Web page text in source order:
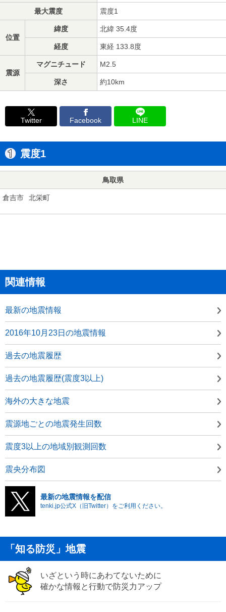
最大震度 震度1
位置
緯度 北緯 35.4度
経度 東経 133.8度
震源
マグニチュード M2.5
深さ 約10km
Twitter Facebook LINE
震度1
鳥取県
倉吉市 北栄町
関連情報
最新の地震情報
2016年10月23日の地震情報
過去の地震履歴
過去の地震履歴(震度3以上)
海外の大きな地震
震源地ごとの地震発生回数
震度3以上の地域別観測回数
震央分布図
最新の地震情報を配信
tenki.jp公式X（旧Twitter）をご利用ください。
「知る防災」地震
いざという時にあわてないために
確かな情報と行動で防災力アップ